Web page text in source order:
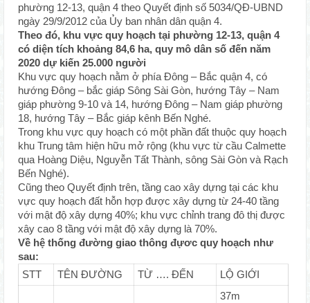
phường 12-13, quận 4 theo Quyết định số 5034/QĐ-UBND
ngày 29/9/2012 của Ủy ban nhân dân quận 4.
Theo đó, khu vực quy hoạch tại phường 12-13, quận 4
có diện tích khoảng 84,6 ha, quy mô dân số đến năm
2020 dự kiến 25.000 người
Khu vực quy hoạch nằm ở phía Đông – Bắc quận 4, có
hướng Đông – bắc giáp Sông Sài Gòn, hướng Tây – Nam
giáp phường 9-10 và 14, hướng Đông – Nam giáp phường
18, hướng Tây – Bắc giáp kênh Bến Nghé.
Trong khu vực quy hoạch có một phần đất thuộc quy hoạch
khu Trung tâm hiện hữu mở rộng (khu vực từ cầu Calmette
qua Hoàng Diệu, Nguyễn Tất Thành, sông Sài Gòn và Rạch
Bến Nghé).
Cũng theo Quyết định trên, tầng cao xây dựng tại các khu
vực quy hoạch đất hỗn hợp được xây dựng từ 24-40 tầng
với mật độ xây dựng 40%; khu vực chỉnh trang đô thị được
xây cao 8 tầng với mật độ xây dựng là 70%.
Về hệ thống đường giao thông đựơc quy hoạch như
sau:
STT
TÊN ĐƯỜNG TỪ …. ĐẾN LỘ GIỚI
37m